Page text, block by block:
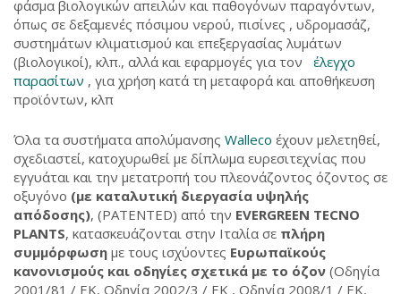
φάσμα βιολογικών απειλών και παθογόνων παραγόντων,
όπως σε δεξαμενές πόσιμου νερού, πισίνες , υδρομασάζ,
συστημάτων κλιματισμού και επεξεργασίας λυμάτων
(βιολογικοί), κλπ., αλλά και εφαρμογές για τον
έλεγχο
παρασίτων , για χρήση κατά τη μεταφορά και αποθήκευση
προϊόντων, κλπ
Όλα τα συστήματα απολύμανσης Walleco έχουν μελετηθεί,
σχεδιαστεί, κατοχυρωθεί με δίπλωμα ευρεσιτεχνίας που
εγγυάται και την μετατροπή του πλεονάζοντος όζοντος σε
οξυγόνο (με καταλυτική διεργασία υψηλής
απόδοσης), (PATENTED) από την EVERGREEN TECNO
PLANTS, κατασκευάζονται στην Ιταλία σε πλήρη
συμμόρφωση με τους ισχύοντες Ευρωπαϊκούς
κανονισμούς και οδηγίες σχετικά με το όζον (Οδηγία
2001/81 / ΕΚ, Οδηγία 2002/3 / ΕΚ , Οδηγία 2008/1 / ΕΚ,